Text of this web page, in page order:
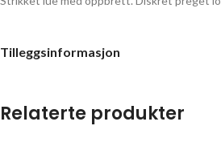
Tilleggsinformasjon
Relaterte produkter